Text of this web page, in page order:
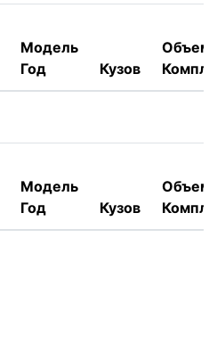
Модель
Год
Кузов
Объем,
Модель
Год
Кузов
Объем,